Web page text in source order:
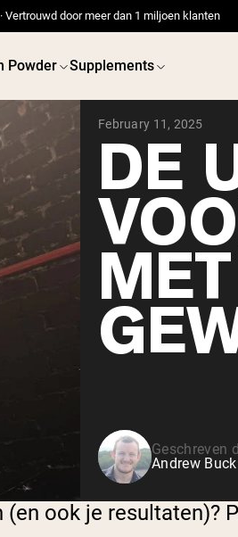
Vertrouwd door meer dan 1 miljoen klanten
Powder Supplements
Seller
Eiwit
Wei
wei
Powders
VEGAN PROTEIN
February 11, 2025
DE
Geschreven
Andrew
ook je resultaten)?